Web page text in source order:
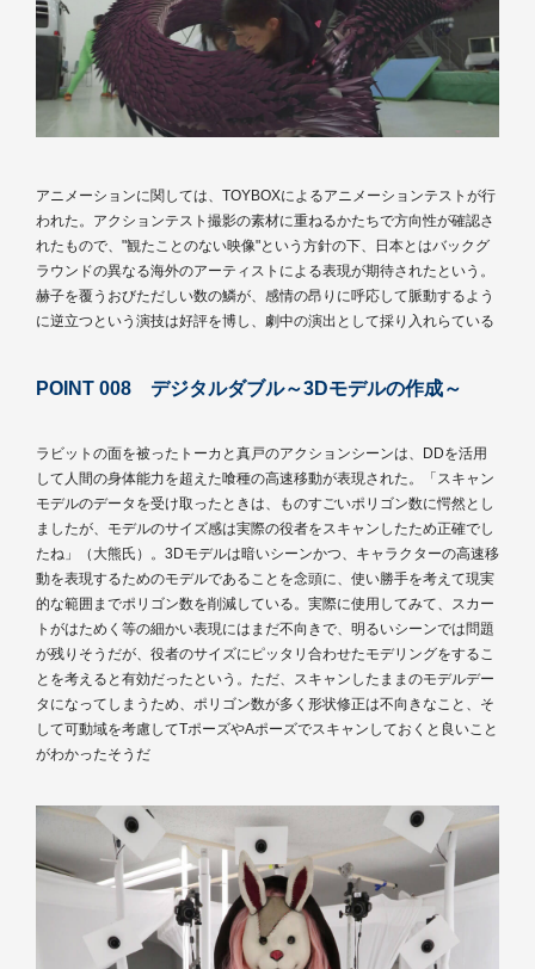
アニメーションに関しては、TOYBOXによるアニメーションテストが行
われた。アクションテスト撮影の素材に重ねるかたちで方向性が確認さ
れたもので、"観たことのない映像"という方針の下、日本とはバックグ
ラウンドの異なる海外のアーティストによる表現が期待されたという。
赫子を覆うおびただしい数の鱗が、感情の昂りに呼応して脈動するよう
に逆立つという演技は好評を博し、劇中の演出として採り入れらている
POINT 008 デジタルダブル～3Dモデルの作成～
ラビットの面を被ったトーカと真戸のアクションシーンは、DDを活用
して人間の身体能力を超えた喰種の高速移動が表現された。「スキャン
モデルのデータを受け取ったときは、ものすごいポリゴン数に愕然とし
ましたが、モデルのサイズ感は実際の役者をスキャンしたため正確でし
たね」（大熊氏）。3Dモデルは暗いシーンかつ、キャラクターの高速移
動を表現するためのモデルであることを念頭に、使い勝手を考えて現実
的な範囲までポリゴン数を削減している。実際に使用してみて、スカー
トがはためく等の細かい表現にはまだ不向きで、明るいシーンでは問題
が残りそうだが、役者のサイズにピッタリ合わせたモデリングをするこ
とを考えると有効だったという。ただ、スキャンしたままのモデルデー
タになってしまうため、ポリゴン数が多く形状修正は不向きなこと、そ
して可動域を考慮してTポーズやAポーズでスキャンしておくと良いこと
がわかったそうだ